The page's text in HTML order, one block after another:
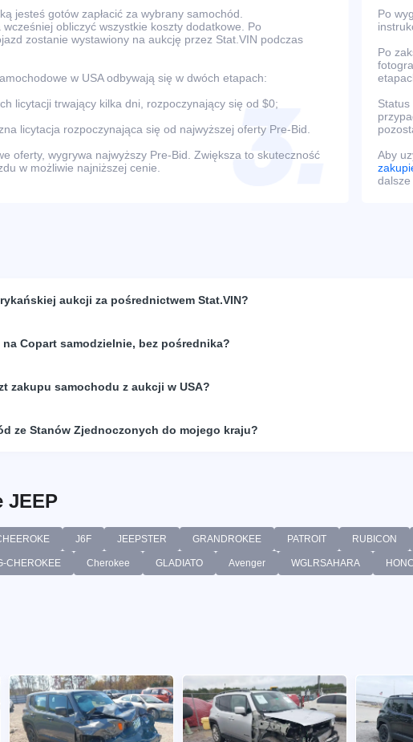
jesteś gotów zapłacić za wybrany samochód.
obliczyć wszystkie koszty dodatkowe. Po
zostanie wystawiony na aukcję przez Stat.VIN podczas
w USA odbywają się w dwóch etapach:
licytacji trwający kilka dni, rozpoczynający się od $0;
licytacja rozpoczynająca się od najwyższej oferty Pre-Bid.
oferty, wygrywa najwyższy Pre-Bid. Zwiększa to skuteczność
w możliwie najniższej cenie.
Po
Po
Aby
dalsze
aukcji za pośrednictwem Stat.VIN?
Copart samodzielnie, bez pośrednika?
zakupu samochodu z aukcji w USA?
ze Stanów Zjednoczonych do mojego kraju?
JEEP
J6F JEEPSTER GRANDROKEE PATROIT RUBICON
CHEROKEE Cherokee GLADIATO Avenger WGLRSAHARA